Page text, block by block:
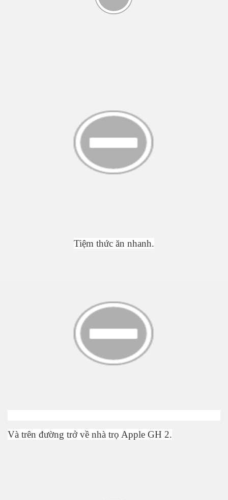
Tiệm thức ăn nhanh.
Và trên đường trở về nhà trọ Apple GH 2.